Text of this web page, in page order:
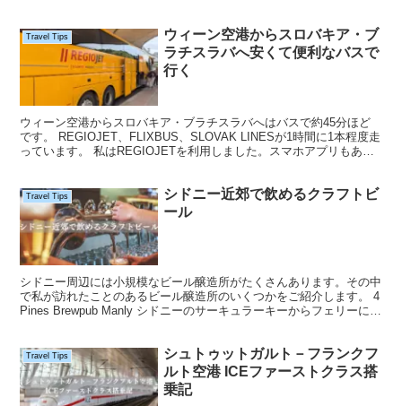
Travel Tips
ウィーン空港からスロバキア・ブ
ラチスラバへ安くて便利なバスで
行く
ウィーン空港からスロバキア・ブラチスラバへはバスで約45分ほど
です。 REGIOJET、FLIXBUS、SLOVAK LINESが1時間に1本程度走
っています。 私はREGIOJETを利用しました。スマホアプリもあっ
Travel Tips
シドニー近郊で飲めるクラフトビ
ール
シドニー周辺には小規模なビール醸造所がたくさんあります。その中
で私が訪れたことのあるビール醸造所のいくつかをご紹介します。 4
Pines Brewpub Manly シドニーのサーキュラーキーからフェリーに乗
Travel Tips
シュトゥットガルト－フランクフ
ルト空港 ICEファーストクラス搭
乗記